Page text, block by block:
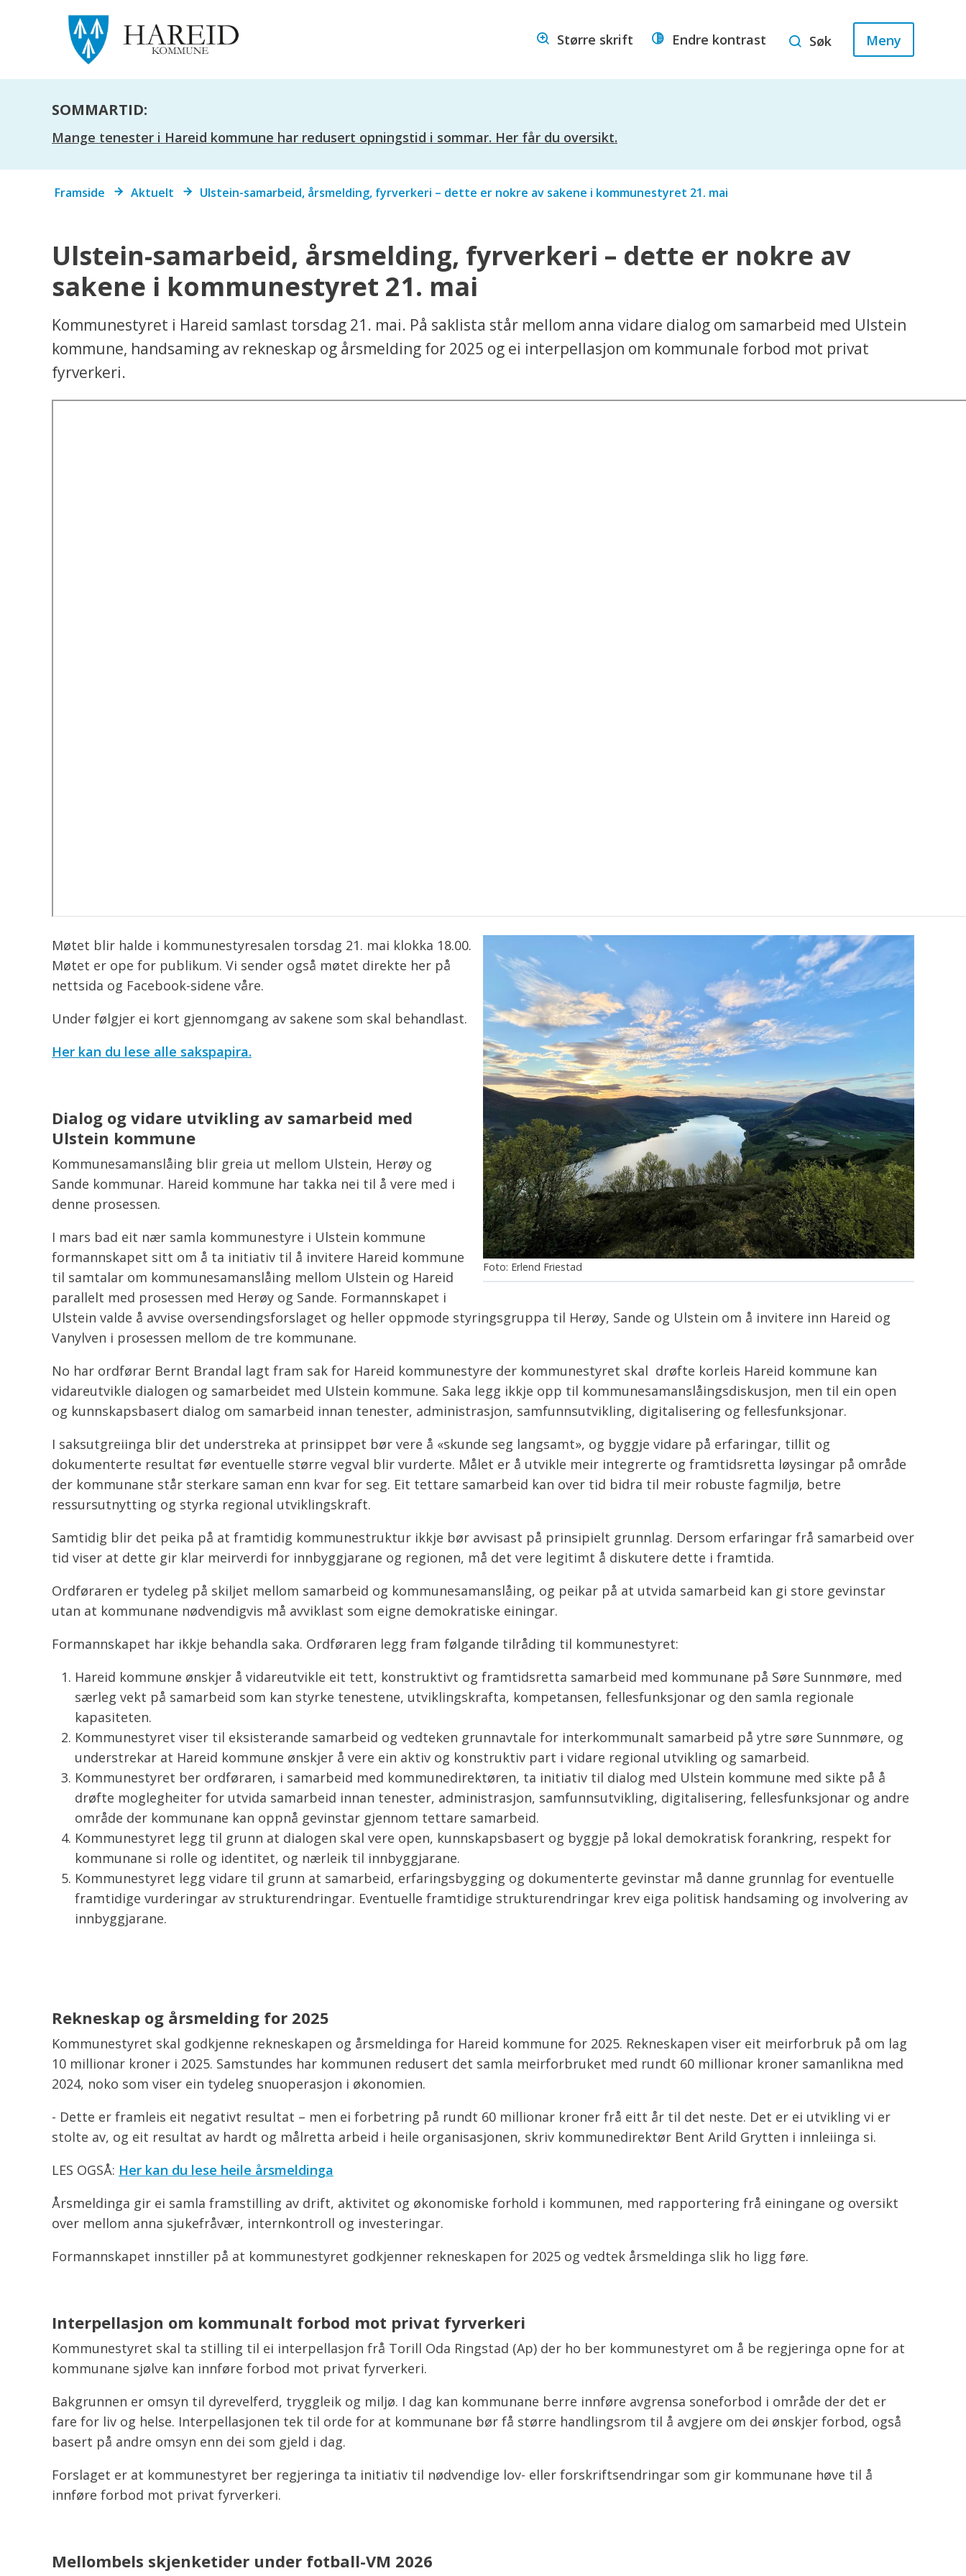
Større skrift Endre kontrast Søk Meny
SOMMARTID:
Mange tenester i Hareid kommune har redusert opningstid i sommar. Her får du oversikt.
Du
Framside Aktuelt Ulstein-samarbeid, årsmelding, fyrverkeri – dette er nokre av sakene i kommunestyret 21. mai
Ulstein-samarbeid, årsmelding, fyrverkeri – dette er nokre av
sakene i kommunestyret 21. mai
Kommunestyret i Hareid samlast torsdag 21. mai. På saklista står mellom anna vidare dialog om samarbeid med Ulstein
kommune, handsaming av rekneskap og årsmelding for 2025 og ei interpellasjon om kommunale forbod mot privat
fyrverkeri.
Erlend Friestad
Møtet blir halde i kommunestyresalen torsdag 21. mai klokka 18.00.
Møtet er ope for publikum. Vi sender også møtet direkte her på
nettsida og Facebook-sidene våre.
Under følgjer ei kort gjennomgang av sakene som skal behandlast.
Her kan du lese alle sakspapira.
Dialog og vidare utvikling av samarbeid med
Ulstein kommune
Kommunesamanslåing blir greia ut mellom Ulstein, Herøy og
Sande kommunar. Hareid kommune har takka nei til å vere med i
denne prosessen.
I mars bad eit nær samla kommunestyre i Ulstein kommune
formannskapet sitt om å ta initiativ til å invitere Hareid kommune
til samtalar om kommunesamanslåing mellom Ulstein og Hareid
parallelt med prosessen med Herøy og Sande. Formannskapet i
Ulstein valde å avvise oversendingsforslaget og heller oppmode styringsgruppa til Herøy, Sande og Ulstein om å invitere inn Hareid og
Vanylven i prosessen mellom de tre kommunane.
No har ordførar Bernt Brandal lagt fram sak for Hareid kommunestyre der kommunestyret skal drøfte korleis Hareid kommune kan
vidareutvikle dialogen og samarbeidet med Ulstein kommune. Saka legg ikkje opp til kommunesamanslåingsdiskusjon, men til ein open
og kunnskapsbasert dialog om samarbeid innan tenester, administrasjon, samfunnsutvikling, digitalisering og fellesfunksjonar.
I saksutgreiinga blir det understreka at prinsippet bør vere å «skunde seg langsamt», og byggje vidare på erfaringar, tillit og
dokumenterte resultat før eventuelle større vegval blir vurderte. Målet er å utvikle meir integrerte og framtidsretta løysingar på område
der kommunane står sterkare saman enn kvar for seg. Eit tettare samarbeid kan over tid bidra til meir robuste fagmiljø, betre
ressursutnytting og styrka regional utviklingskraft.
Samtidig blir det peika på at framtidig kommunestruktur ikkje bør avvisast på prinsipielt grunnlag. Dersom erfaringar frå samarbeid over
tid viser at dette gir klar meirverdi for innbyggjarane og regionen, må det vere legitimt å diskutere dette i framtida.
Ordføraren er tydeleg på skiljet mellom samarbeid og kommunesamanslåing, og peikar på at utvida samarbeid kan gi store gevinstar
utan at kommunane nødvendigvis må avviklast som eigne demokratiske einingar.
Formannskapet har ikkje behandla saka. Ordføraren legg fram følgande tilråding til kommunestyret:
Hareid kommune ønskjer å vidareutvikle eit tett, konstruktivt og framtidsretta samarbeid med kommunane på Søre Sunnmøre, med
særleg vekt på samarbeid som kan styrke tenestene, utviklingskrafta, kompetansen, fellesfunksjonar og den samla regionale
kapasiteten.
Kommunestyret viser til eksisterande samarbeid og vedteken grunnavtale for interkommunalt samarbeid på ytre søre Sunnmøre, og
understrekar at Hareid kommune ønskjer å vere ein aktiv og konstruktiv part i vidare regional utvikling og samarbeid.
Kommunestyret ber ordføraren, i samarbeid med kommunedirektøren, ta initiativ til dialog med Ulstein kommune med sikte på å
drøfte moglegheiter for utvida samarbeid innan tenester, administrasjon, samfunnsutvikling, digitalisering, fellesfunksjonar og andre
område der kommunane kan oppnå gevinstar gjennom tettare samarbeid.
Kommunestyret legg til grunn at dialogen skal vere open, kunnskapsbasert og byggje på lokal demokratisk forankring, respekt for
kommunane si rolle og identitet, og nærleik til innbyggjarane.
Kommunestyret legg vidare til grunn at samarbeid, erfaringsbygging og dokumenterte gevinstar må danne grunnlag for eventuelle
framtidige vurderingar av strukturendringar. Eventuelle framtidige strukturendringar krev eiga politisk handsaming og involvering av
innbyggjarane.
Rekneskap og årsmelding for 2025
Kommunestyret skal godkjenne rekneskapen og årsmeldinga for Hareid kommune for 2025. Rekneskapen viser eit meirforbruk på om lag
10 millionar kroner i 2025. Samstundes har kommunen redusert det samla meirforbruket med rundt 60 millionar kroner samanlikna med
2024, noko som viser ein tydeleg snuoperasjon i økonomien.
- Dette er framleis eit negativt resultat – men ei forbetring på rundt 60 millionar kroner frå eitt år til det neste. Det er ei utvikling vi er
stolte av, og eit resultat av hardt og målretta arbeid i heile organisasjonen, skriv kommunedirektør Bent Arild Grytten i innleiinga si.
LES OGSÅ: Her kan du lese heile årsmeldinga
Årsmeldinga gir ei samla framstilling av drift, aktivitet og økonomiske forhold i kommunen, med rapportering frå einingane og oversikt
over mellom anna sjukefråvær, internkontroll og investeringar.
Formannskapet innstiller på at kommunestyret godkjenner rekneskapen for 2025 og vedtek årsmeldinga slik ho ligg føre.
Interpellasjon om kommunalt forbod mot privat fyrverkeri
Kommunestyret skal ta stilling til ei interpellasjon frå Torill Oda Ringstad (Ap) der ho ber kommunestyret om å be regjeringa opne for at
kommunane sjølve kan innføre forbod mot privat fyrverkeri.
Bakgrunnen er omsyn til dyrevelferd, tryggleik og miljø. I dag kan kommunane berre innføre avgrensa soneforbod i område der det er
fare for liv og helse. Interpellasjonen tek til orde for at kommunane bør få større handlingsrom til å avgjere om dei ønskjer forbod, også
basert på andre omsyn enn dei som gjeld i dag.
Forslaget er at kommunestyret ber regjeringa ta initiativ til nødvendige lov- eller forskriftsendringar som gir kommunane høve til å
innføre forbod mot privat fyrverkeri.
Mellombels skjenketider under fotball-VM 2026